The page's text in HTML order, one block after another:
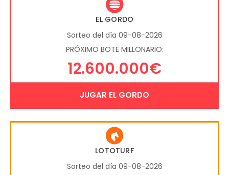
EL GORDO
Sorteo del día 09-08-2026
PRÓXIMO BOTE MILLONARIO:
12.600.000€
JUGAR EL GORDO
LOTOTURF
Sorteo del día 09-08-2026